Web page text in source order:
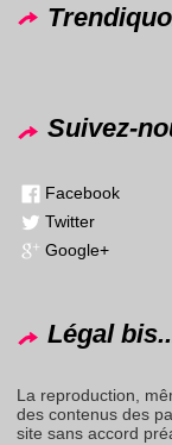
Suivez-
Facebook
Twitter
Google+
Légal
La reproduction,
des contenus des
site sans accord